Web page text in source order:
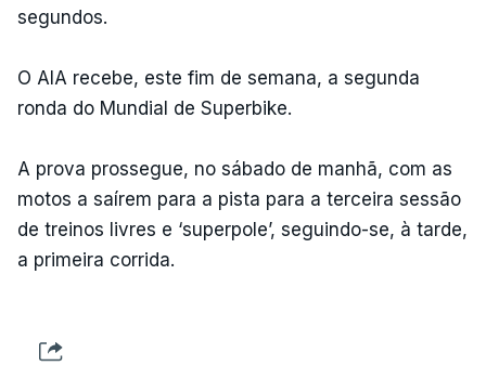
segundos.
O AIA recebe, este fim de semana, a segunda
ronda do Mundial de Superbike.
A prova prossegue, no sábado de manhã, com as
motos a saírem para a pista para a terceira sessão
de treinos livres e ‘superpole’, seguindo-se, à tarde,
a primeira corrida.